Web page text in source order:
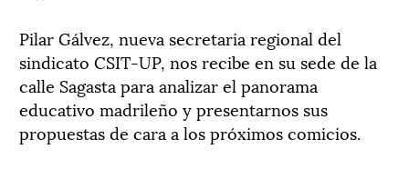
Pilar Gálvez, nueva secretaria regional del
sindicato CSIT-UP, nos recibe en su sede de la
calle Sagasta para analizar el panorama
educativo madrileño y presentarnos sus
propuestas de cara a los próximos comicios.